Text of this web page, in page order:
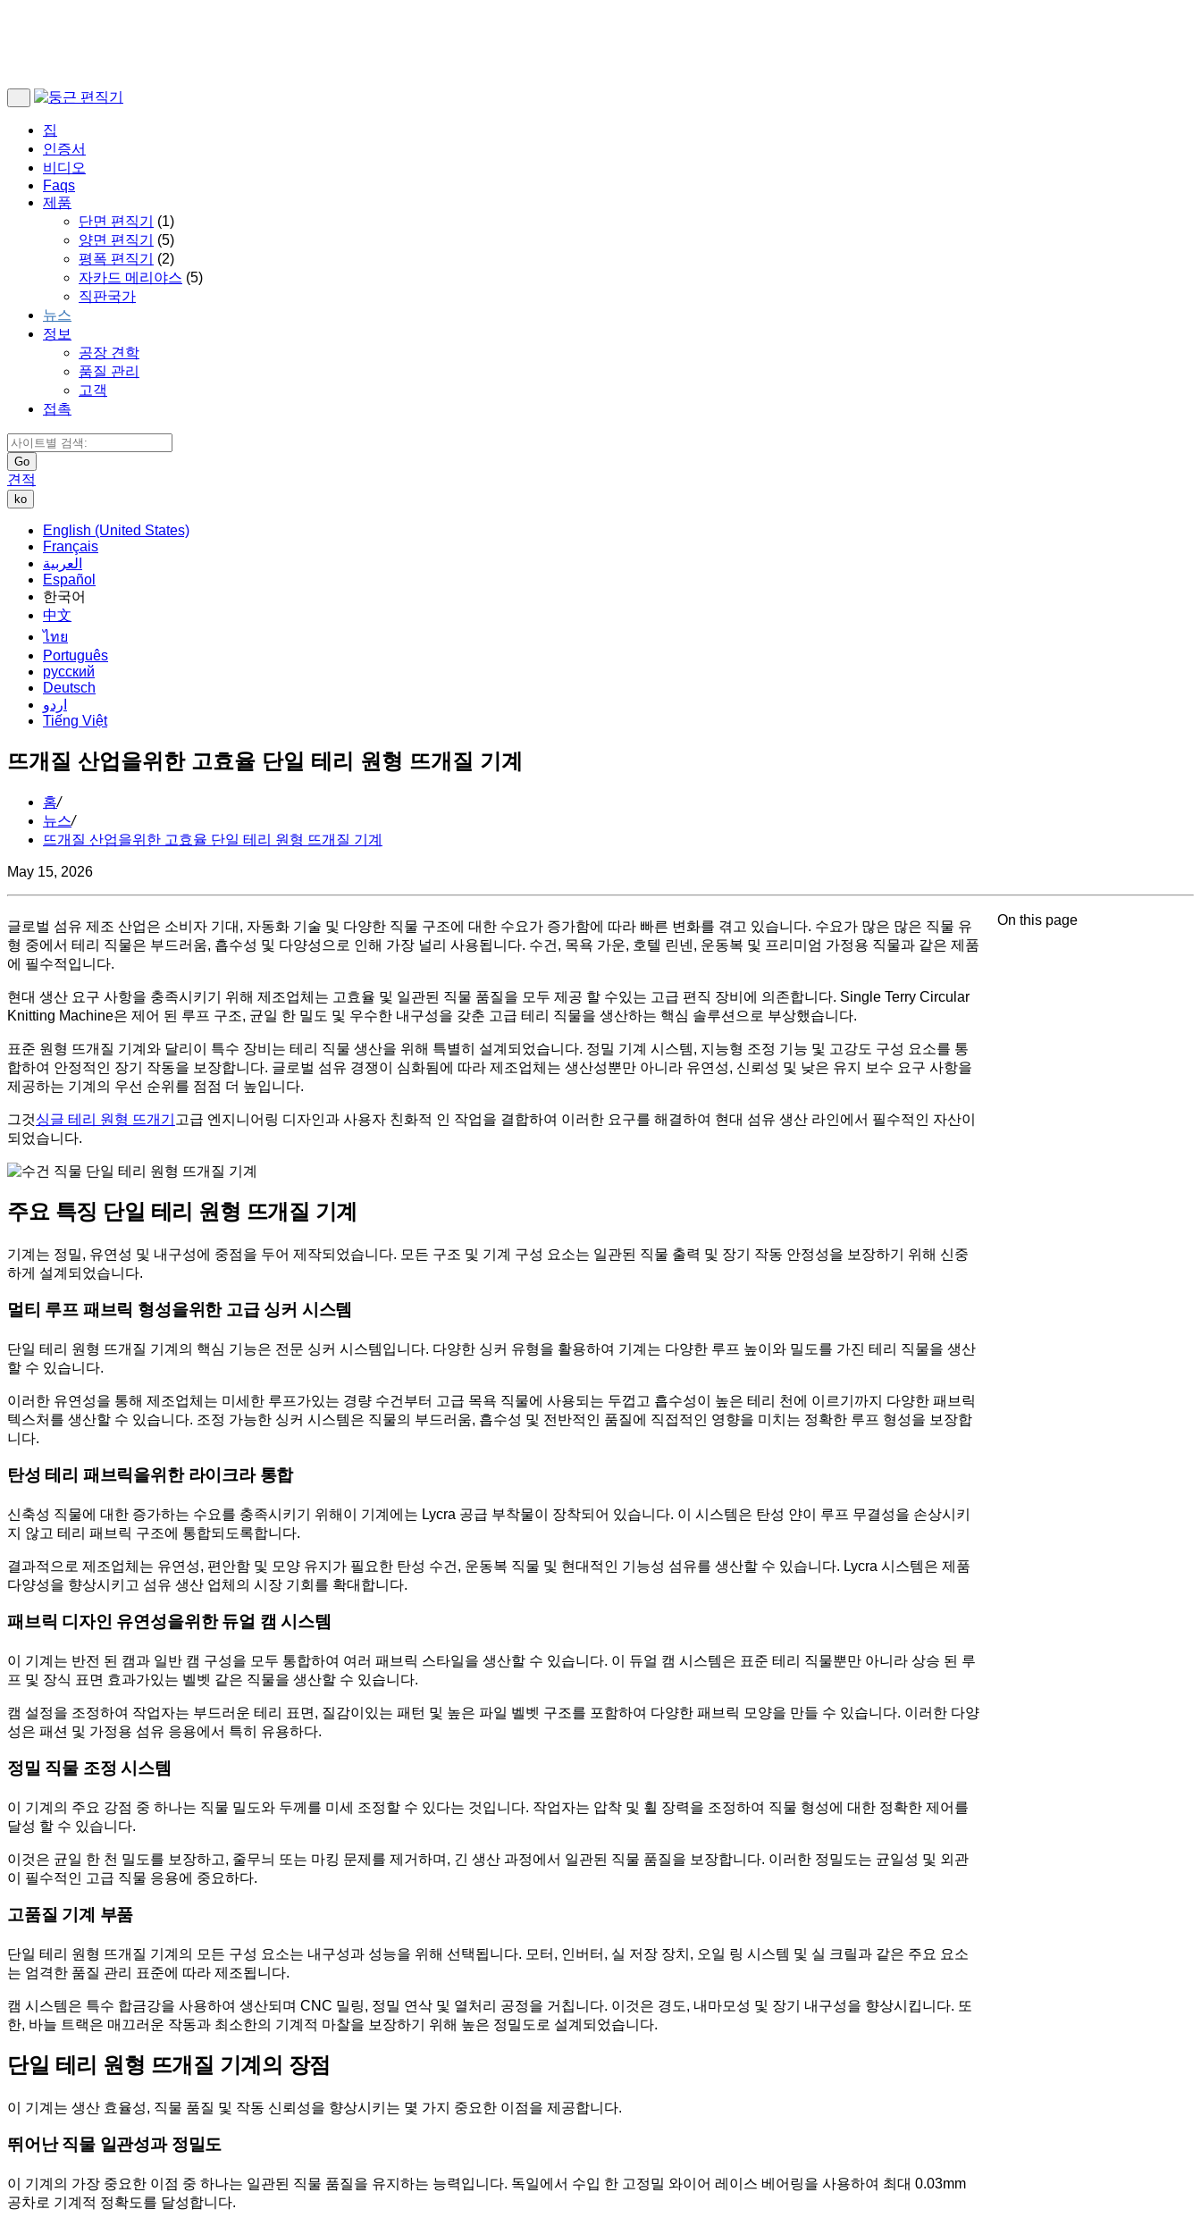
집
인증서
비디오
Faqs
제품
단면 편직기
(1)
양면 편직기
(5)
평폭 편직기
(2)
자카드 메리야스 (5)
직판국가
뉴스
정보
공장 견학
품질 관리
고객
접촉
Go
견적
ko
English (United States)
Français
العربية
Español
한국어
中文
ไทย
Português
русский
Deutsch
اردو
Tiếng Việt
뜨개질 산업을위한 고효율 단일 테리 원형 뜨개질 기계
홈/
뉴스/
뜨개질 산업을위한 고효율 단일 테리 원형 뜨개질 기계
May 15, 2026
On this page
글로벌 섬유 제조 산업은 소비자 기대, 자동화 기술 및 다양한 직물 구조에 대한 수요가 증가함에 따라 빠른 변화를 겪고 있습니다. 수요가 많은 많은 직물 유
형 중에서 테리 직물은 부드러움, 흡수성 및 다양성으로 인해 가장 널리 사용됩니다. 수건, 목욕 가운, 호텔 린넨, 운동복 및 프리미엄 가정용 직물과 같은 제품
에 필수적입니다.
현대 생산 요구 사항을 충족시키기 위해 제조업체는 고효율 및 일관된 직물 품질을 모두 제공 할 수있는 고급 편직 장비에 의존합니다. Single Terry Circular
Knitting Machine은 제어 된 루프 구조, 균일 한 밀도 및 우수한 내구성을 갖춘 고급 테리 직물을 생산하는 핵심 솔루션으로 부상했습니다.
표준 원형 뜨개질 기계와 달리이 특수 장비는 테리 직물 생산을 위해 특별히 설계되었습니다. 정밀 기계 시스템, 지능형 조정 기능 및 고강도 구성 요소를 통
합하여 안정적인 장기 작동을 보장합니다. 글로벌 섬유 경쟁이 심화됨에 따라 제조업체는 생산성뿐만 아니라 유연성, 신뢰성 및 낮은 유지 보수 요구 사항을
제공하는 기계의 우선 순위를 점점 더 높입니다.
그것싱글 테리 원형 뜨개기 고급 엔지니어링 디자인과 사용자 친화적 인 작업을 결합하여 이러한 요구를 해결하여 현대 섬유 생산 라인에서 필수적인 자산이
되었습니다.
주요 특징 단일 테리 원형 뜨개질 기계
기계는 정밀, 유연성 및 내구성에 중점을 두어 제작되었습니다. 모든 구조 및 기계 구성 요소는 일관된 직물 출력 및 장기 작동 안정성을 보장하기 위해 신중
하게 설계되었습니다.
멀티 루프 패브릭 형성을위한 고급 싱커 시스템
단일 테리 원형 뜨개질 기계의 핵심 기능은 전문 싱커 시스템입니다. 다양한 싱커 유형을 활용하여 기계는 다양한 루프 높이와 밀도를 가진 테리 직물을 생산
할 수 있습니다.
이러한 유연성을 통해 제조업체는 미세한 루프가있는 경량 수건부터 고급 목욕 직물에 사용되는 두껍고 흡수성이 높은 테리 천에 이르기까지 다양한 패브릭
텍스처를 생산할 수 있습니다. 조정 가능한 싱커 시스템은 직물의 부드러움, 흡수성 및 전반적인 품질에 직접적인 영향을 미치는 정확한 루프 형성을 보장합
니다.
탄성 테리 패브릭을위한 라이크라 통합
신축성 직물에 대한 증가하는 수요를 충족시키기 위해이 기계에는 Lycra 공급 부착물이 장착되어 있습니다. 이 시스템은 탄성 얀이 루프 무결성을 손상시키
지 않고 테리 패브릭 구조에 통합되도록합니다.
결과적으로 제조업체는 유연성, 편안함 및 모양 유지가 필요한 탄성 수건, 운동복 직물 및 현대적인 기능성 섬유를 생산할 수 있습니다. Lycra 시스템은 제품
다양성을 향상시키고 섬유 생산 업체의 시장 기회를 확대합니다.
패브릭 디자인 유연성을위한 듀얼 캠 시스템
이 기계는 반전 된 캠과 일반 캠 구성을 모두 통합하여 여러 패브릭 스타일을 생산할 수 있습니다. 이 듀얼 캠 시스템은 표준 테리 직물뿐만 아니라 상승 된 루
프 및 장식 표면 효과가있는 벨벳 같은 직물을 생산할 수 있습니다.
캠 설정을 조정하여 작업자는 부드러운 테리 표면, 질감이있는 패턴 및 높은 파일 벨벳 구조를 포함하여 다양한 패브릭 모양을 만들 수 있습니다. 이러한 다양
성은 패션 및 가정용 섬유 응용에서 특히 유용하다.
정밀 직물 조정 시스템
이 기계의 주요 강점 중 하나는 직물 밀도와 두께를 미세 조정할 수 있다는 것입니다. 작업자는 압착 및 휠 장력을 조정하여 직물 형성에 대한 정확한 제어를
달성 할 수 있습니다.
이것은 균일 한 천 밀도를 보장하고, 줄무늬 또는 마킹 문제를 제거하며, 긴 생산 과정에서 일관된 직물 품질을 보장합니다. 이러한 정밀도는 균일성 및 외관
이 필수적인 고급 직물 응용에 중요하다.
고품질 기계 부품
단일 테리 원형 뜨개질 기계의 모든 구성 요소는 내구성과 성능을 위해 선택됩니다. 모터, 인버터, 실 저장 장치, 오일 링 시스템 및 실 크릴과 같은 주요 요소
는 엄격한 품질 관리 표준에 따라 제조됩니다.
캠 시스템은 특수 합금강을 사용하여 생산되며 CNC 밀링, 정밀 연삭 및 열처리 공정을 거칩니다. 이것은 경도, 내마모성 및 장기 내구성을 향상시킵니다. 또
한, 바늘 트랙은 매끄러운 작동과 최소한의 기계적 마찰을 보장하기 위해 높은 정밀도로 설계되었습니다.
단일 테리 원형 뜨개질 기계의 장점
이 기계는 생산 효율성, 직물 품질 및 작동 신뢰성을 향상시키는 몇 가지 중요한 이점을 제공합니다.
뛰어난 직물 일관성과 정밀도
이 기계의 가장 중요한 이점 중 하나는 일관된 직물 품질을 유지하는 능력입니다. 독일에서 수입 한 고정밀 와이어 레이스 베어링을 사용하여 최대 0.03mm
공차로 기계적 정확도를 달성합니다.